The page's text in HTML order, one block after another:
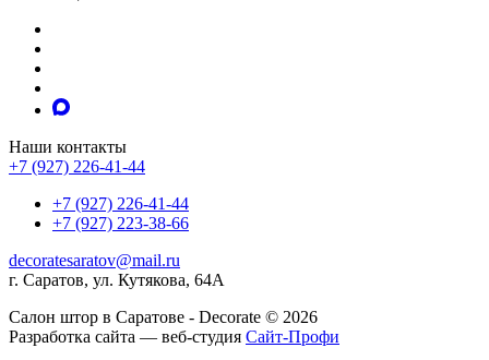
Наши контакты
+7 (927) 226-41-44
+7 (927) 226-41-44
+7 (927) 223-38-66
decoratesaratov@mail.ru
г. Саратов, ул. Кутякова, 64А
Салон штор в Саратове - Decorate © 2026
Разработка сайта — веб-студия Сайт-Профи